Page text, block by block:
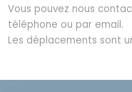
Vous pouvez nous
téléphone ou par email.
Les déplacements sont